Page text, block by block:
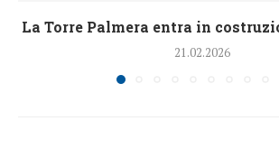
La Torre Palmera entra in
21.02.2026